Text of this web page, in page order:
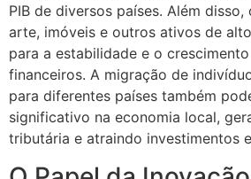
PIB de diversos países. Além
arte, imóveis e outros ativos de
para a estabilidade e o
financeiros. A migração de
para diferentes países também
significativo na economia local,
tributária e atraindo investimentos